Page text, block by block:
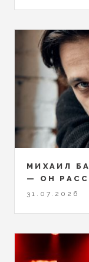
МИХАИЛ
— ОН
31.07.2026